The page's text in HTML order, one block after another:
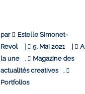
par
Estelle SImonet-
Revol
| 5, Mai 2021 |
A
la une
,
Magazine des
actualités creatives
,
Portfolios